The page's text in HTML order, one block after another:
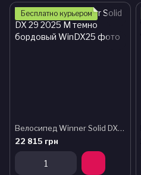
Бесплатно курьером
Велосипед Winner Solid DX 29 2025 М темно бордовый
22 815 грн